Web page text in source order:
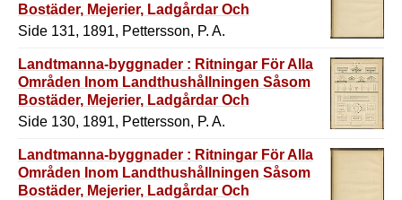
Bostäder, Mejerier, Ladgårdar Och
Redskapshus M.M.
Side 131, 1891, Pettersson, P. A.
Landtmanna-byggnader : Ritningar För Alla
Områden Inom Landthushållningen Såsom
Bostäder, Mejerier, Ladgårdar Och
Redskapshus M.M.
Side 130, 1891, Pettersson, P. A.
Landtmanna-byggnader : Ritningar För Alla
Områden Inom Landthushållningen Såsom
Bostäder, Mejerier, Ladgårdar Och